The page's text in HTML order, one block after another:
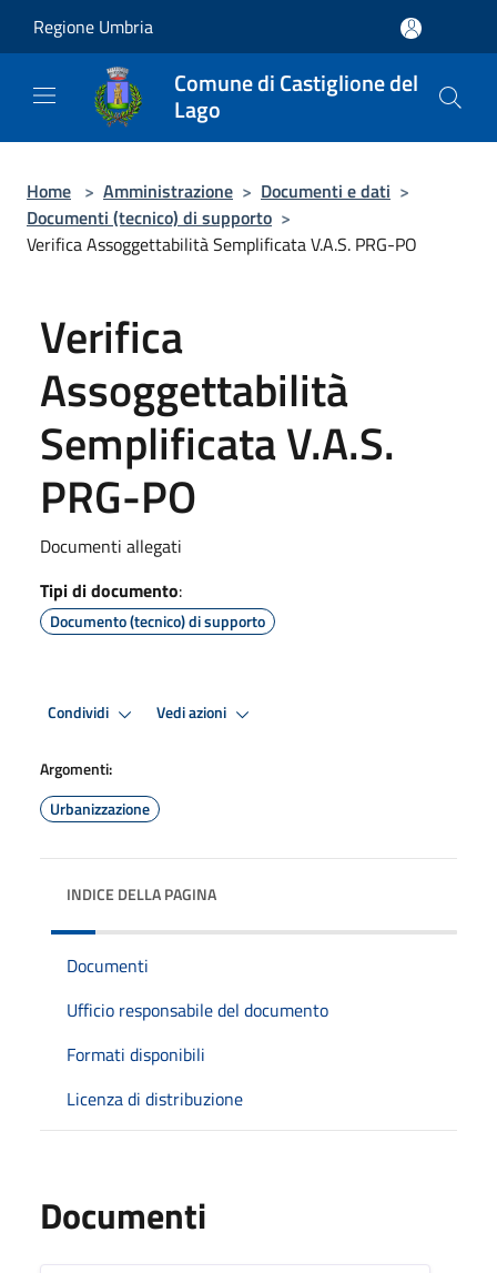
Regione Umbria
Comune di Castiglione del
Lago
Home > Amministrazione > Documenti e dati >
Documenti (tecnico) di supporto >
Verifica Assoggettabilità Semplificata V.A.S. PRG-PO
Verifica
Assoggettabilità
Semplificata V.A.S.
PRG-PO
Documenti allegati
Tipi di documento:
Documento (tecnico) di supporto
Condividi Vedi azioni
Argomenti:
Urbanizzazione
INDICE DELLA PAGINA
Documenti
Ufficio responsabile del documento
Formati disponibili
Licenza di distribuzione
Documenti